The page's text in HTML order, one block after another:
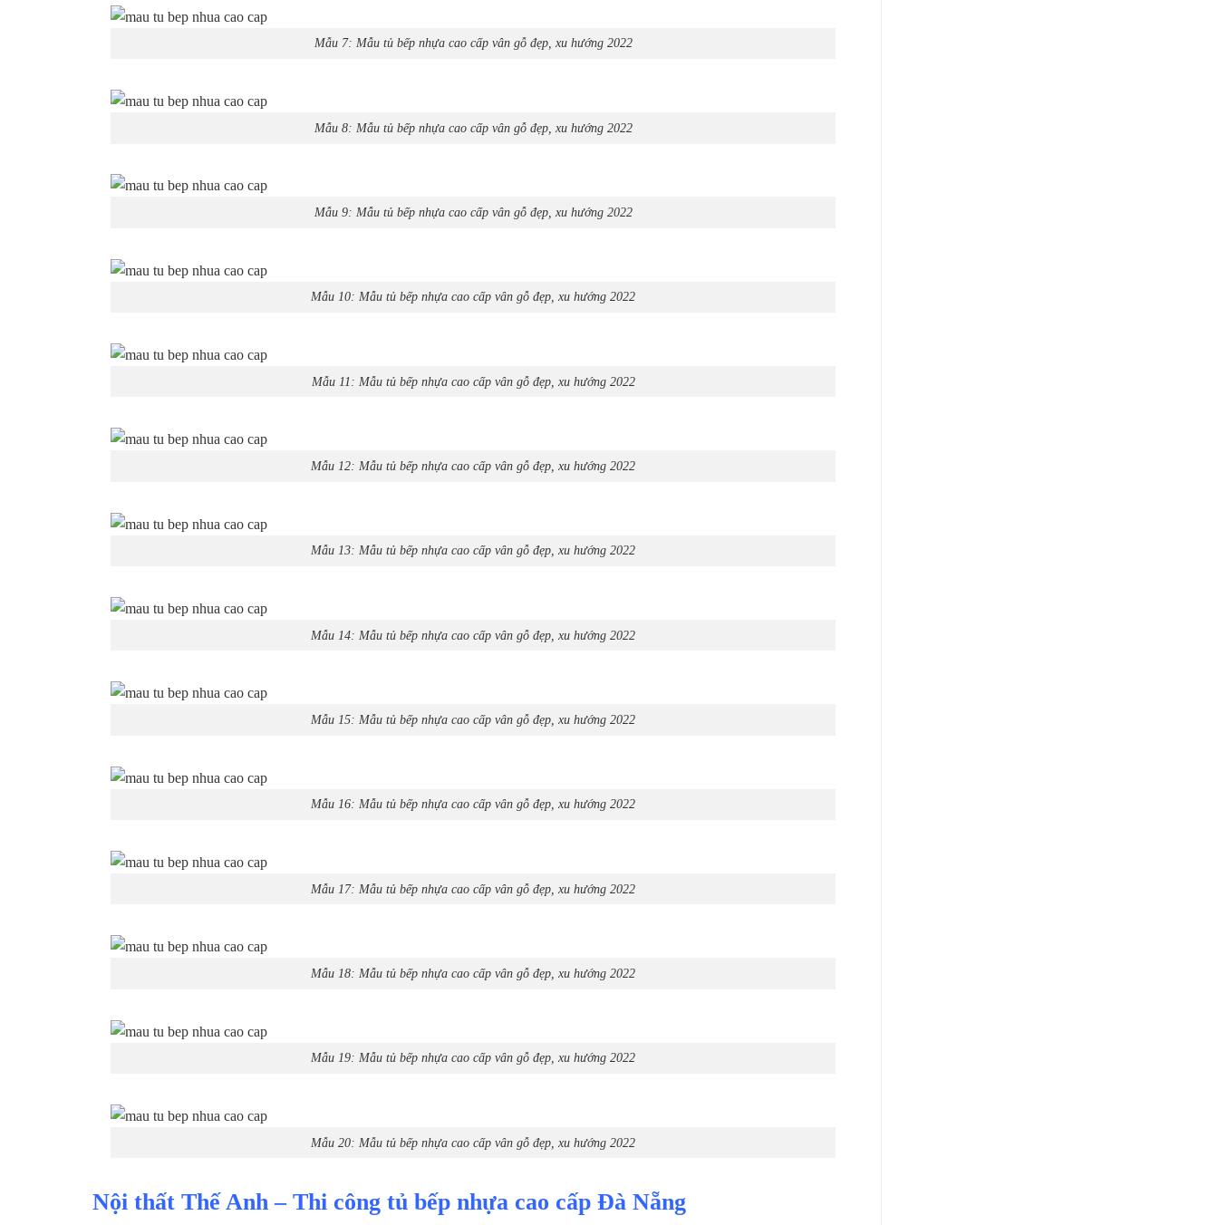
Mẫu 7: Mẫu tủ bếp nhựa cao cấp vân gỗ đẹp, xu hướng 2022
Mẫu 8: Mẫu tủ bếp nhựa cao cấp vân gỗ đẹp, xu hướng 2022
Mẫu 9: Mẫu tủ bếp nhựa cao cấp vân gỗ đẹp, xu hướng 2022
Mẫu 10: Mẫu tủ bếp nhựa cao cấp vân gỗ đẹp, xu hướng 2022
Mẫu 11: Mẫu tủ bếp nhựa cao cấp vân gỗ đẹp, xu hướng 2022
Mẫu 12: Mẫu tủ bếp nhựa cao cấp vân gỗ đẹp, xu hướng 2022
Mẫu 13: Mẫu tủ bếp nhựa cao cấp vân gỗ đẹp, xu hướng 2022
Mẫu 14: Mẫu tủ bếp nhựa cao cấp vân gỗ đẹp, xu hướng 2022
Mẫu 15: Mẫu tủ bếp nhựa cao cấp vân gỗ đẹp, xu hướng 2022
Mẫu 16: Mẫu tủ bếp nhựa cao cấp vân gỗ đẹp, xu hướng 2022
Mẫu 17: Mẫu tủ bếp nhựa cao cấp vân gỗ đẹp, xu hướng 2022
Mẫu 18: Mẫu tủ bếp nhựa cao cấp vân gỗ đẹp, xu hướng 2022
Mẫu 19: Mẫu tủ bếp nhựa cao cấp vân gỗ đẹp, xu hướng 2022
Mẫu 20: Mẫu tủ bếp nhựa cao cấp vân gỗ đẹp, xu hướng 2022
Nội thất Thế Anh – Thi công tủ bếp nhựa cao cấp Đà Nẵng